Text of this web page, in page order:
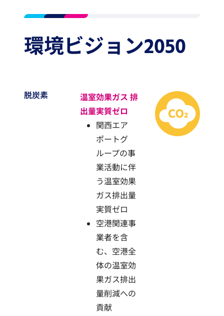
環境ビジョン2050
脱炭素
温室効果ガス 排
出量実質ゼロ
関西エア
ポートグ
ループの事
業活動に伴
う温室効果
ガス排出量
実質ゼロ
空港関連事
業者を含
む、空港全
体の温室効
果ガス排出
量削減への
貢献